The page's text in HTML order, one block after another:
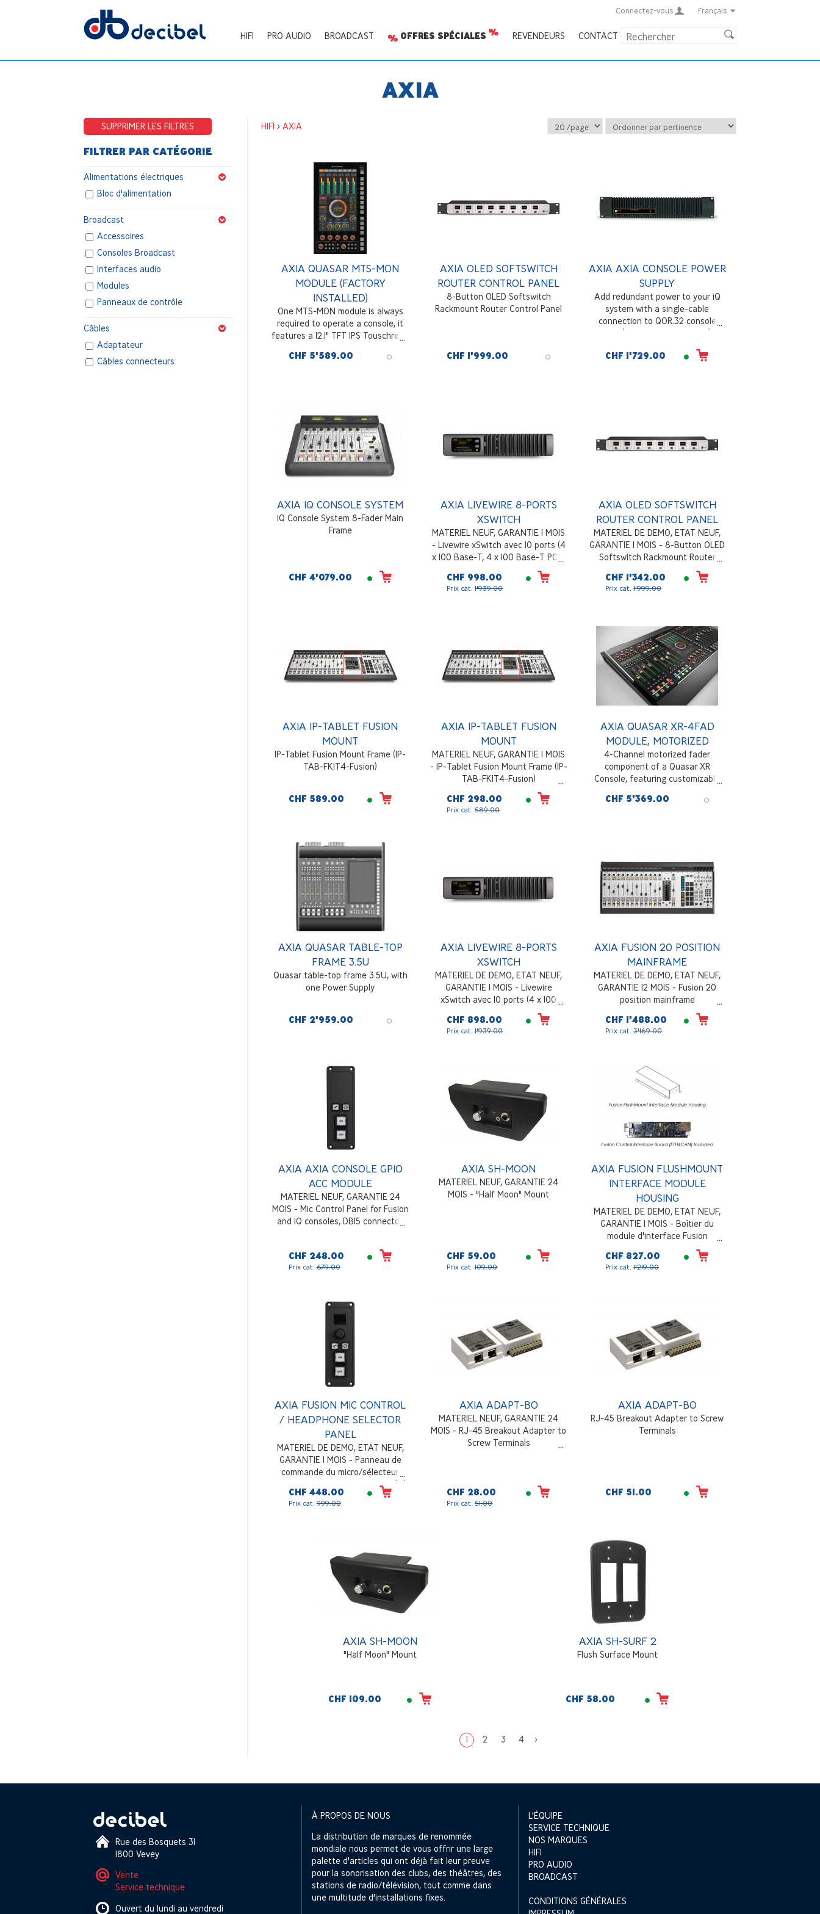
Connectez-vous Français
HIFI PRO AUDIO BROADCAST OFFRES SPÉCIALES REVENDEURS CONTACT
AXIA
SUPPRIMER LES FILTRES
FILTRER PAR CATÉGORIE
Alimentations électriques
Bloc d'alimentation
Broadcast
Accessoires
Consoles Broadcast
Interfaces audio
Modules
Panneaux de contrôle
Câbles
Adaptateur
Câbles connecteurs
HIFI > AXIA
AXIA QUASAR MTS-MON
MODULE (FACTORY
INSTALLED)
One MTS-MON module is always
required to operate a console, it
features a 12.1" TFT IPS Touschreen
resolution optical encoders, up to
wide
CHF 5'589.00
AXIA OLED SOFTSWITCH
ROUTER CONTROL PANEL
8-Button OLED Softswitch
Rackmount Router Control Panel
CHF 1'999.00
AXIA AXIA CONSOLE POWER
SUPPLY
Add redundant power to your iQ
system with a single-cable
connection to QOR.32 console
engine (P/N 2001-00276-000) to
automatic switching, auto-sensing
CHF 1'729.00
AXIA IQ CONSOLE SYSTEM
iQ Console System 8-Fader Main
Frame
CHF 4'079.00
AXIA LIVEWIRE 8-PORTS
XSWITCH
MATERIEL NEUF, GARANTIE 1 MOIS
- Livewire xSwitch avec 10 ports (4
x 100 Base-T, 4 x 100 Base-T POE,
2 x GB 1000 Base-T, 2 x SFP.
Adapté aux besoins des
utilisateurs de Livewire IP-Audio,
CHF 998.00
Prix cat.1'939.00
AXIA OLED SOFTSWITCH
ROUTER CONTROL PANEL
MATERIEL DE DEMO, ETAT NEUF,
GARANTIE 1 MOIS - 8-Button OLED
Softswitch Rackmount Router
CHF 1'342.00
Prix cat.1'999.00
AXIA IP-TABLET FUSION
MOUNT
IP-Tablet Fusion Mount Frame (IP-
TAB-FKIT4-Fusion)
CHF 589.00
AXIA IP-TABLET FUSION
MOUNT
MATERIEL NEUF, GARANTIE 1 MOIS
- IP-Tablet Fusion Mount Frame (IP-
TAB-FKIT4-Fusion)
CHF 298.00
Prix cat.589.00
AXIA QUASAR XR-4FAD
MODULE, MOTORIZED
4-Channel motorized fader
component of a Quasar XR
Console, featuring customizable
throughout the module, four 1.44"
high-resolution Bargraph Meters
and RGB color coding, strips on
each fader, and dual Gigabit
Ethernet connections
CHF 5'369.00
AXIA QUASAR TABLE-TOP
FRAME 3.5U
Quasar table-top frame 3.5U, with
one Power Supply
CHF 2'959.00
AXIA LIVEWIRE 8-PORTS
XSWITCH
MATERIEL DE DEMO, ETAT NEUF,
GARANTIE 1 MOIS - Livewire
xSwitch avec 10 ports (4 x 100
Base-T, 4 x 100 Base-T POE, 2 x
GB 1000 Base-T, 2 x SFP. Adapté
aux besoins des utilisateurs de
CHF 898.00
Prix cat.1'939.00
AXIA FUSION 20 POSITION
MAINFRAME
MATERIEL DE DEMO, ETAT NEUF,
GARANTIE 12 MOIS - Fusion 20
position mainframe
CHF 1'488.00
Prix cat.3'169.00
AXIA AXIA CONSOLE GPIO
ACC MODULE
MATERIEL NEUF, GARANTIE 24
MOIS - Mic Control Panel for Fusion
and iQ consoles, DB15 connector.
CHF 248.00
Prix cat.679.00
AXIA SH-MOON
MATERIEL NEUF, GARANTIE 24
MOIS - "Half Moon" Mount
CHF 59.00
Prix cat.109.00
AXIA FUSION FLUSHMOUNT
INTERFACE MODULE
HOUSING
MATERIEL DE DEMO, ETAT NEUF,
GARANTIE 1 MOIS - Boîtier du
module d'interface Fusion
FlushMount - Utilisé pour loger la
carte d'interface Fusion et conçu
pour être installé sous le plateau -
CHF 827.00
Prix cat.1'219.00
AXIA FUSION MIC CONTROL
/ HEADPHONE SELECTOR
PANEL
MATERIEL DE DEMO, ETAT NEUF,
GARANTIE 1 MOIS - Panneau de
commande du micro/sélecteur
d'écouteurs, connecteur RJ45 (IP)
CHF 448.00
Prix cat.999.00
AXIA ADAPT-BO
MATERIEL NEUF, GARANTIE 24
MOIS - RJ-45 Breakout Adapter to
Screw Terminals
CHF 28.00
Prix cat.51.00
AXIA ADAPT-BO
RJ-45 Breakout Adapter to Screw
Terminals
CHF 51.00
AXIA SH-MOON
"Half Moon" Mount
CHF 109.00
AXIA SH-SURF 2
Flush Surface Mount
CHF 58.00
1 2 3 4 >
Rue des Bosquets 31
1800 Vevey
Vente
Service technique
Ouvert du lundi au vendredi
À PROPOS DE NOUS
La distribution de marques de renommée
mondiale nous permet de vous offrir une large
palette d'articles qui ont déjà fait leur preuve
pour la sonorisation des clubs, des théâtres, des
stations de radio/télévision, tout comme dans
une multitude d'installations fixes.
L'ÉQUIPE
SERVICE TECHNIQUE
NOS MARQUES
HIFI
PRO AUDIO
BROADCAST
CONDITIONS GÉNÉRALES